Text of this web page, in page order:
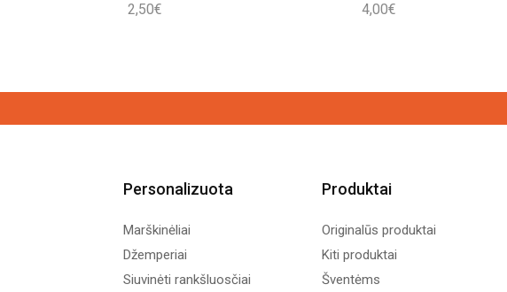
2,50€ 4,00€
Personalizuota
Marškinėliai
Džemperiai
Siuvinėti rankšluosčiai
Produktai
Originalūs produktai
Kiti produktai
Šventėms